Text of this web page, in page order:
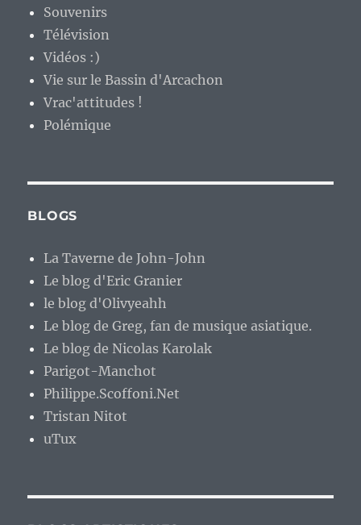
Souvenirs
Télévision
Vidéos :)
Vie sur le Bassin d'Arcachon
Vrac'attitudes !
Polémique
BLOGS
La Taverne de John-John
Le blog d'Eric Granier
le blog d'Olivyeahh
Le blog de Greg, fan de musique asiatique.
Le blog de Nicolas Karolak
Parigot-Manchot
Philippe.Scoffoni.Net
Tristan Nitot
uTux